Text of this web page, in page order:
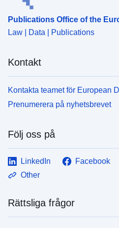
Publications Office of the
Law | Data | Publications
Kontakt
Kontakta teamet för European
Prenumerera på nyhetsbrevet
Följ oss på
LinkedIn Facebook
Other
Rättsliga frågor